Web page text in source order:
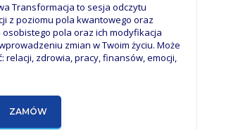
Transformacja to sesja odczytu
z poziomu pola kwantowego oraz
osobistego pola oraz ich modyfikacja
zmian w Twoim życiu. Może
relacji, zdrowia, pracy, finansów, emocji,
ZAMÓW